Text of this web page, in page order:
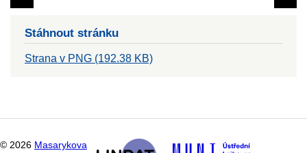
Stáhnout stránku
Strana v PNG (192.38 KB)
© 2026 Masarykova